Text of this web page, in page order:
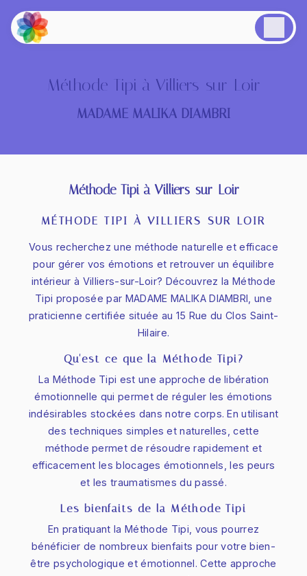
Méthode Tipi à Villiers-sur-Loir
MADAME MALIKA DIAMBRI
Méthode Tipi à Villiers-sur-Loir
MÉTHODE TIPI À VILLIERS-SUR-LOIR
Vous recherchez une méthode naturelle et efficace
pour gérer vos émotions et retrouver un équilibre
intérieur à Villiers-sur-Loir? Découvrez la Méthode
Tipi proposée par MADAME MALIKA DIAMBRI, une
praticienne certifiée située au 15 Rue du Clos Saint-
Hilaire.
Qu'est-ce que la Méthode Tipi?
La Méthode Tipi est une approche de libération
émotionnelle qui permet de réguler les émotions
indésirables stockées dans notre corps. En utilisant
des techniques simples et naturelles, cette
méthode permet de résoudre rapidement et
efficacement les blocages émotionnels, les peurs
et les traumatismes du passé.
Les bienfaits de la Méthode Tipi
En pratiquant la Méthode Tipi, vous pourrez
bénéficier de nombreux bienfaits pour votre bien-
être psychologique et émotionnel. Cette approche